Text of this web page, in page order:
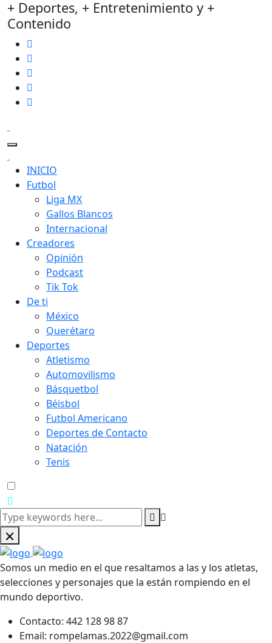
+ Deportes, + Entretenimiento y +
Contenido
INICIO
Futbol
Liga MX
Gallos Blancos
Internacional
Creadores
Opinión
Podcast
Tik Tok
De ti
México
Querétaro
Deportes
Atletismo
Automovilismo
Básquetbol
Béisbol
Futbol Americano
Deportes de Contacto
Natación
Tenis
Somos un medio en el que resaltamos a las y los atletas,
selecciones y personajes que la están rompiendo en el
mundo deportivo.
Contacto: 442 128 98 87
Email: rompelamas.2022@gmail.com